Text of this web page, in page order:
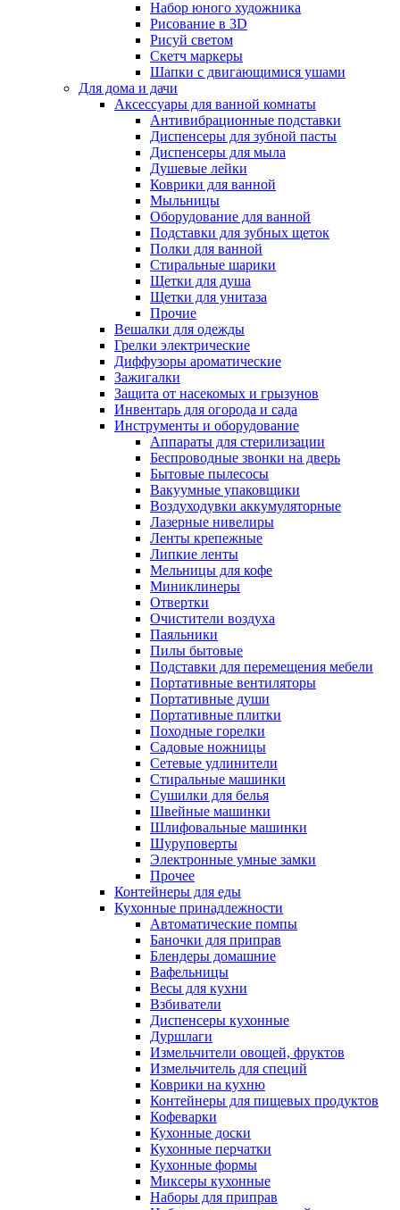
Набор юного художника
Рисование в 3D
Рисуй светом
Скетч маркеры
Шапки с двигающимися ушами
Для дома и дачи
Аксессуары для ванной комнаты
Антивибрационные подставки
Диспенсеры для зубной пасты
Диспенсеры для мыла
Душевые лейки
Коврики для ванной
Мыльницы
Оборудование для ванной
Подставки для зубных щеток
Полки для ванной
Стиральные шарики
Щетки для душа
Щетки для унитаза
Прочие
Вешалки для одежды
Грелки электрические
Диффузоры ароматические
Зажигалки
Защита от насекомых и грызунов
Инвентарь для огорода и сада
Инструменты и оборудование
Аппараты для стерилизации
Беспроводные звонки на дверь
Бытовые пылесосы
Вакуумные упаковщики
Воздуходувки аккумуляторные
Лазерные нивелиры
Ленты крепежные
Липкие ленты
Мельницы для кофе
Миниклинеры
Отвертки
Очистители воздуха
Паяльники
Пилы бытовые
Подставки для перемещения мебели
Портативные вентиляторы
Портативные души
Портативные плитки
Походные горелки
Садовые ножницы
Сетевые удлинители
Стиральные машинки
Сушилки для белья
Швейные машинки
Шлифовальные машинки
Шуруповерты
Электронные умные замки
Прочее
Контейнеры для еды
Кухонные принадлежности
Автоматические помпы
Баночки для приправ
Блендеры домашние
Вафельницы
Весы для кухни
Взбиватели
Диспенсеры кухонные
Дуршлаги
Измельчители овощей, фруктов
Измельчитель для специй
Коврики на кухню
Контейнеры для пищевых продуктов
Кофеварки
Кухонные доски
Кухонные перчатки
Кухонные формы
Миксеры кухонные
Наборы для приправ